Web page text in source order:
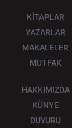
KİTAPLAR
YAZARLAR
MAKALELER
MUTFAK
HAKKIMIZDA
KÜNYE
DUYURU